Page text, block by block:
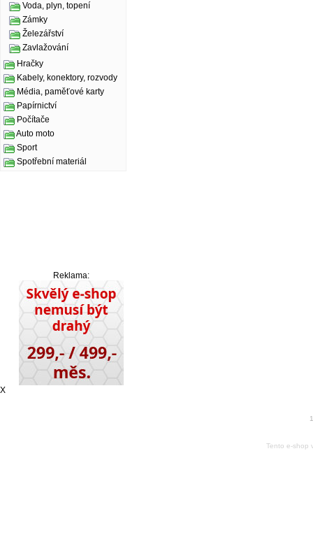
Voda, plyn, topení
Zámky
Železářství
Zavlažování
Hračky
Kabely, konektory, rozvody
Média, paměťové karty
Papírnictví
Počítače
Auto moto
Sport
Spotřební materiál
Reklama:
X
Tento e-shop